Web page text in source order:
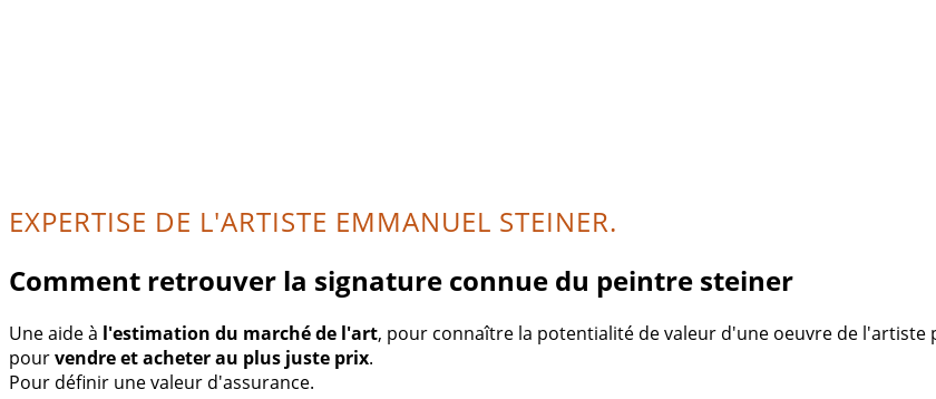
EXPERTISE DE L'ARTISTE EMMANUEL STEINER.
Comment retrouver la signature connue du peintre steiner
Une aide à l'estimation du marché de l'art, pour connaître la potentialité de valeur d'une oeuvre de
pourvendre et acheter au plus juste prix.
Pour définir une valeur d'assurance.